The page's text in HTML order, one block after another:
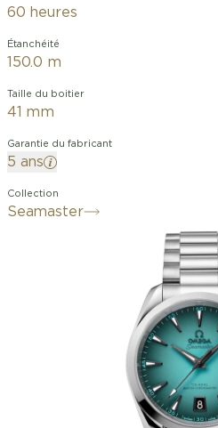
60 heures
Étanchéité
150.0 m
Taille du boitier
41 mm
Garantie du fabricant
5 ans
Collection
Seamaster